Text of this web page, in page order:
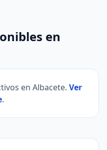
en
en Albacete. Ver
.